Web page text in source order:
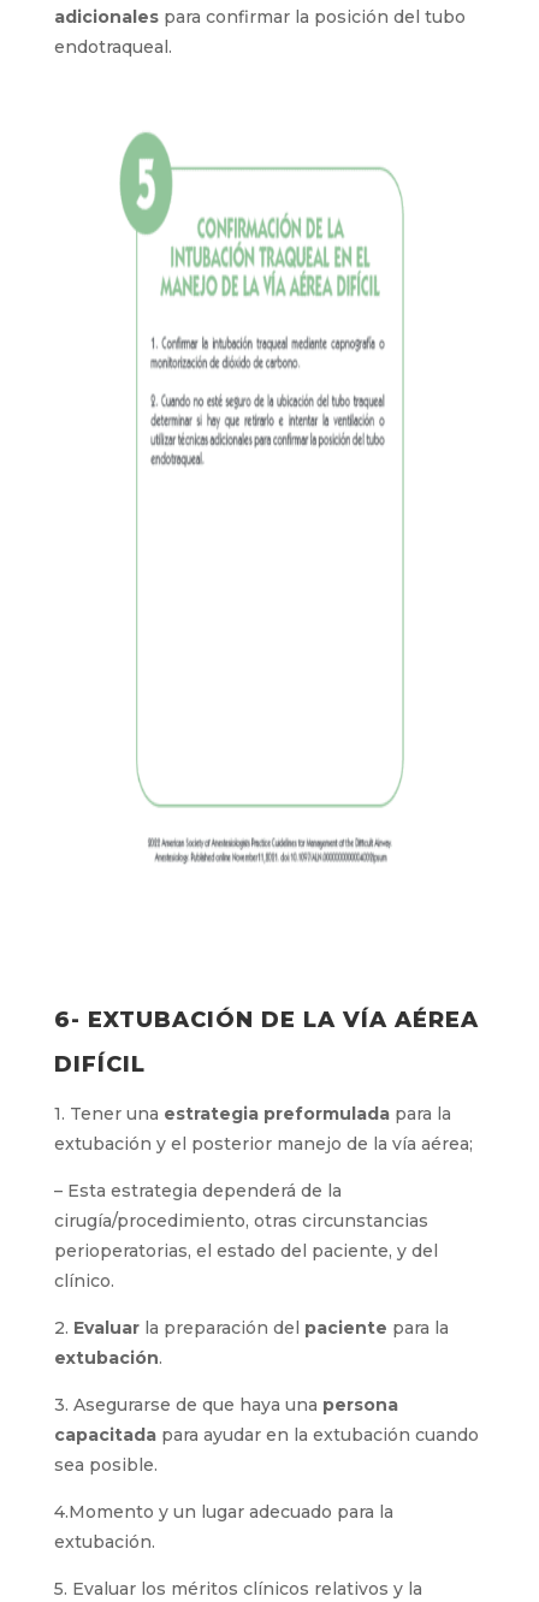
adicionalespara confirmar la posición del tubo
endotraqueal.
6- EXTUBACIÓN DE LA VÍA AÉREA
DIFÍCIL
1. Tener una estrategia preformuladapara la
extubación y el posterior manejo de la vía aérea;
– Esta estrategia dependerá de la
cirugía/procedimiento, otras circunstancias
perioperatorias, el estado del paciente, y del
clínico.
2. Evaluar la preparación del paciente para la
extubación.
3. Asegurarse de que haya una persona
capacitada para ayudar en la extubación cuando
sea posible.
4.Momento y un lugar adecuado para la
extubación.
5. Evaluar los méritos clínicos relativos y la